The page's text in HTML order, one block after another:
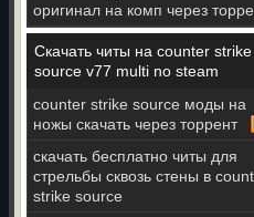
оригинал на комп через
Скачать читы на counter strike
source v77 multi no steam
counter strike source моды на
ножы скачать через торрент
скачать бесплатно читы для
стрельбы сквозь стены в
strike source